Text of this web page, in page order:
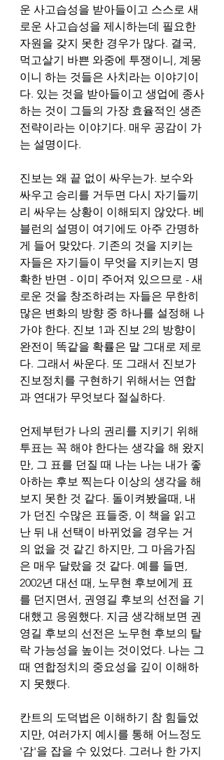
운 사고습성을 받아들이고 스스로 새
로운 사고습성을 제시하는데 필요한
자원을 갖지 못한 경우가 많다. 결국,
먹고살기 바쁜 와중에 투쟁이니, 계몽
이니 하는 것들은 사치라는 이야기이
다. 있는 것을 받아들이고 생업에 종사
하는 것이 그들의 가장 효율적인 생존
전략이라는 이야기다. 매우 공감이 가
는 설명이다.
진보는 왜 끝 없이 싸우는가. 보수와
싸우고 승리를 거두면 다시 자기들끼
리 싸우는 상황이 이해되지 않았다. 베
블런의 설명이 여기에도 아주 간명하
게 들어 맞았다. 기존의 것을 지키는
자들은 자기들이 무엇을 지키는지 명
확한 반면 - 이미 주어져 있으므로 - 새
로운 것을 창조하려는 자들은 무한히
많은 변화의 방향 중 하나를 설정해 나
가야 한다. 진보 1과 진보 2의 방향이
완전이 똑같을 확률은 말 그대로 제로
다. 그래서 싸운다. 또 그래서 진보가
진보정치를 구현하기 위해서는 연합
과 연대가 무엇보다 절실하다.
언제부턴가 나의 권리를 지키기 위해
투표는 꼭 해야 한다는 생각을 해 왔지
만, 그 표를 던질 때 나는 나는 내가 좋
아하는 후보 찍는다 이상의 생각을 해
보지 못한 것 같다. 돌이켜봤을때, 내
가 던진 수많은 표들중, 이 책을 읽고
난 뒤 내 선택이 바뀌었을 경우는 거
의 없을 것 같긴 하지만, 그 마음가짐
은 매우 달랐을 것 같다. 예를 들면,
2002년 대선 때, 노무현 후보에게 표
를 던지면서, 권영길 후보의 선전을 기
대했고 응원했다. 지금 생각해보면 권
영길 후보의 선전은 노무현 후보의 탈
락 가능성을 높이는 것이었다. 나는 그
때 연합정치의 중요성을 깊이 이해하
지 못했다.
칸트의 도덕법은 이해하기 참 힘들었
지만, 여러가지 예시를 통해 어느정도
'감'을 잡을 수 있었다. 그러나 한 가지